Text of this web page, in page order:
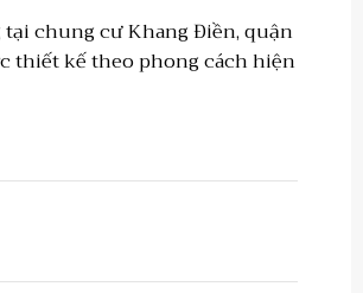
tại chung cư Khang Điền, quận
thiết kế theo phong cách hiện